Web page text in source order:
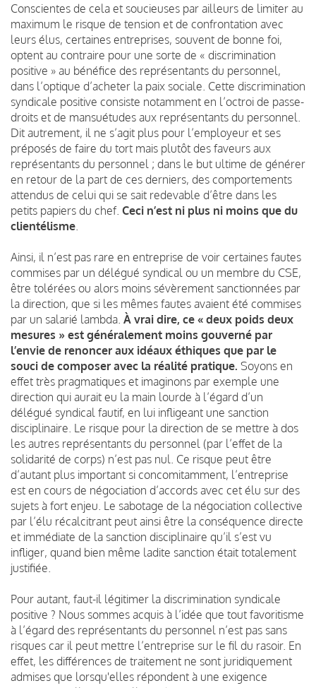
Conscientes de cela et soucieuses par ailleurs de limiter au
maximum le risque de tension et de confrontation avec
leurs élus, certaines entreprises, souvent de bonne foi,
optent au contraire pour une sorte de « discrimination
positive » au bénéfice des représentants du personnel,
dans l’optique d’acheter la paix sociale. Cette discrimination
syndicale positive consiste notamment en l’octroi de passe-
droits et de mansuétudes aux représentants du personnel.
Dit autrement, il ne s’agit plus pour l’employeur et ses
préposés de faire du tort mais plutôt des faveurs aux
représentants du personnel ; dans le but ultime de générer
en retour de la part de ces derniers, des comportements
attendus de celui qui se sait redevable d’être dans les
petits papiers du chef. Ceci n’est ni plus ni moins que du
clientélisme
Ainsi, il n’est pas rare en entreprise de voir certaines fautes
commises par un délégué syndical ou un membre du CSE,
être tolérées ou alors moins sévèrement sanctionnées par
la direction, que si les mêmes fautes avaient été commises
par un salarié lambda. À vrai dire, ce « deux poids deux
mesures » est généralement moins gouverné par
l’envie de renoncer aux idéaux éthiques que par le
souci de composer avec la réalité pratique. Soyons en
effet très pragmatiques et imaginons par exemple une
direction qui aurait eu la main lourde à l’égard d’un
délégué syndical fautif, en lui infligeant une sanction
disciplinaire. Le risque pour la direction de se mettre à dos
les autres représentants du personnel (par l’effet de la
solidarité de corps) n’est pas nul. Ce risque peut être
d’autant plus important si concomitamment, l’entreprise
est en cours de négociation d’accords avec cet élu sur des
sujets à fort enjeu. Le sabotage de la négociation collective
par l’élu récalcitrant peut ainsi être la conséquence directe
et immédiate de la sanction disciplinaire qu’il s’est vu
infliger, quand bien même ladite sanction était totalement
justifiée.
Pour autant, faut-il légitimer la discrimination syndicale
positive ? Nous sommes acquis à l’idée que tout favoritisme
à l’égard des représentants du personnel n’est pas sans
risques car il peut mettre l’entreprise sur le fil du rasoir. En
effet, les différences de traitement ne sont juridiquement
admises que lorsqu'elles répondent à une exigence